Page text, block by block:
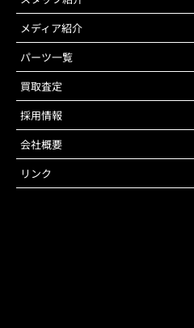
メディア紹介
パーツ一覧
買取査定
採用情報
会社概要
リンク